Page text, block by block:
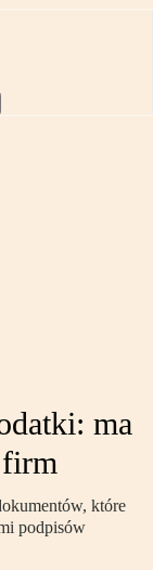
ma
które
podpisów